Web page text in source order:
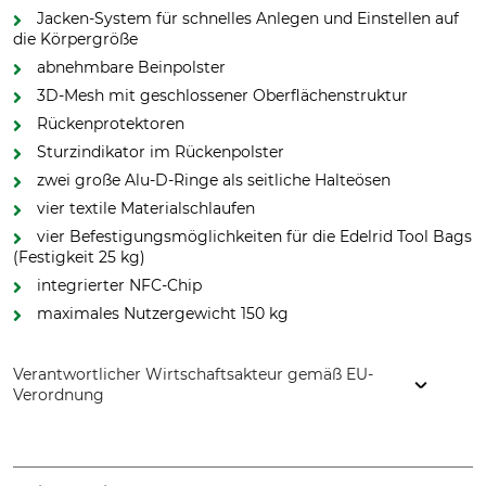
Jacken-System für schnelles Anlegen und Einstellen auf
die Körpergröße
abnehmbare Beinpolster
3D-Mesh mit geschlossener Oberflächenstruktur
Rückenprotektoren
Sturzindikator im Rückenpolster
zwei große Alu-D-Ringe als seitliche Halteösen
vier textile Materialschlaufen
vier Befestigungsmöglichkeiten für die Edelrid Tool Bags
(Festigkeit 25 kg)
integrierter NFC-Chip
maximales Nutzergewicht 150 kg
Verantwortlicher Wirtschaftsakteur gemäß EU-
Verordnung
Germany, www.edelrid.com